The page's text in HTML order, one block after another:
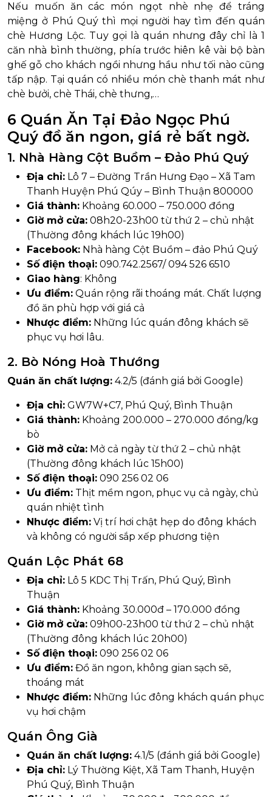
Nếu muốn ăn các món ngọt nhè nhẹ để tráng
miệng ở Phú Quý thì mọi người hay tìm đến quán
chè Hương Lộc. Tuy gọi là quán nhưng đây chỉ là 1
căn nhà bình thường, phía trước hiên kê vài bộ bàn
ghế gỗ cho khách ngồi nhưng hầu như tối nào cũng
tấp nập. Tại quán có nhiều món chè thanh mát như
chè bưởi, chè Thái, chè thưng,…
6 Quán Ăn Tại Đảo Ngọc Phú
Quý đồ ăn ngon, giá rẻ bất ngờ.
1. Nhà Hàng Cột Buồm – Đảo Phú Quý
Địa chỉ: Lô 7 – Đường Trần Hưng Đạo – Xã Tam
Thanh Huyện Phú Qúy – Bình Thuận 800000
Giá thành: Khoảng 60.000 – 750.000 đồng
Giờ mở cửa: 08h20-23h00 từ thứ 2 – chủ nhật
(Thường đông khách lúc 19h00)
Facebook: Nhà hàng Cột Buồm – đảo Phú Quý
Số điện thoại: 090.742.2567/ 094 526 6510
Giao hàng: Không
Ưu điểm: Quán rộng rãi thoáng mát. Chất lượng
đồ ăn phù hợp với giá cả
Nhược điểm: Những lúc quán đông khách sẽ
phục vụ hơi lâu.
2. Bò Nóng Hoà Thướng
Quán ăn chất lượng: 4.2/5 (đánh giá bởi Google)
Địa chỉ: GW7W+C7, Phú Quý, Bình Thuận
Giá thành: Khoảng 200.000 – 270.000 đồng/kg
bò
Giờ mở cửa: Mở cả ngày từ thứ 2 – chủ nhật
(Thường đông khách lúc 15h00)
Số điện thoại: 090 256 02 06
Ưu điểm: Thịt mềm ngon, phục vụ cả ngày, chủ
quán nhiệt tình
Nhược điểm: Vị trí hơi chật hẹp do đông khách
và không có người sắp xếp phương tiện
Quán Lộc Phát 68
Địa chỉ: Lô 5 KDC Thị Trấn, Phú Quý, Bình
Thuận
Giá thành: Khoảng 30.000đ – 170.000 đồng
Giờ mở cửa: 09h00-23h00 từ thứ 2 – chủ nhật
(Thường đông khách lúc 20h00)
Số điện thoại: 090 256 02 06
Ưu điểm: Đồ ăn ngon, không gian sạch sẽ,
thoáng mát
Nhược điểm: Những lúc đông khách quán phục
vụ hơi chậm
Quán Ông Già
Quán ăn chất lượng: 4.1/5 (đánh giá bởi Google)
Địa chỉ: Lý Thường Kiệt, Xã Tam Thanh, Huyện
Phú Quý, Bình Thuận